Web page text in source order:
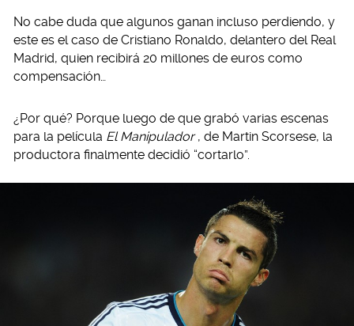
No cabe duda que algunos ganan incluso perdiendo, y
este es el caso de Cristiano Ronaldo, delantero del Real
Madrid, quien recibirá 20 millones de euros como
compensación…
¿Por qué? Porque luego de que grabó varias escenas
para la película El Manipulador , de Martin Scorsese, la
productora finalmente decidió “cortarlo”.